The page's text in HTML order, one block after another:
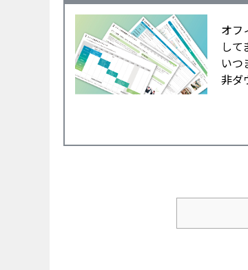
オフ
して
いつ
非ダ